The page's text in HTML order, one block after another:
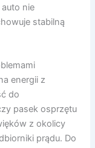
nie
stabilną
energii z
do
pasek osprzętu
z okolicy
prądu. Do